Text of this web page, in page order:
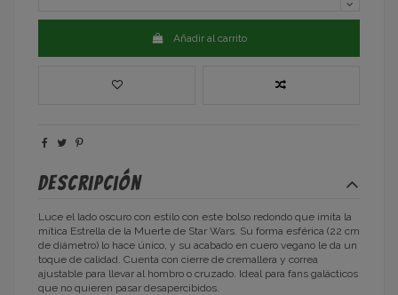
Añadir al carrito
Descripción
Luce el lado oscuro con estilo con este bolso redondo que imita la
mítica Estrella de la Muerte de Star Wars. Su forma esférica (22 cm
de diámetro) lo hace único, y su acabado en cuero vegano le da un
toque de calidad. Cuenta con cierre de cremallera y correa
ajustable para llevar al hombro o cruzado. Ideal para fans galácticos
que no quieren pasar desapercibidos.